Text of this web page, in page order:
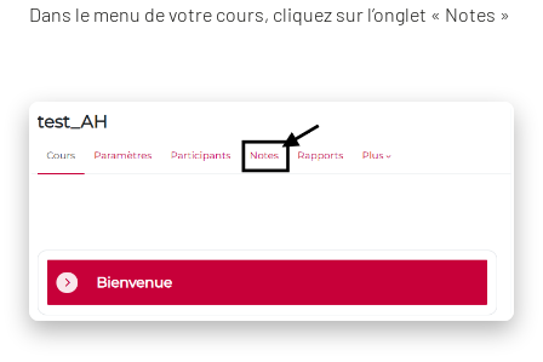
Dans le menu de votre cours, cliquez sur l’onglet « Notes »